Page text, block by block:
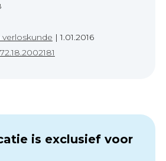
|1.01.2016
is exclusief voor